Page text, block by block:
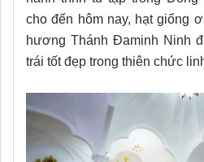
cho đến hôm nay, hạt giống
hương Thánh Đaminh Ninh
trái tốt đẹp trong thiên chức